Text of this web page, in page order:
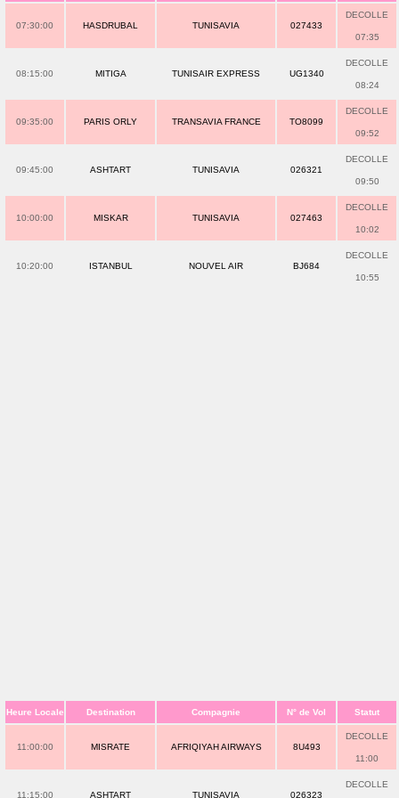
07:30:00 HASDRUBAL TUNISAVIA 027433
DECOLLE
07:35
08:15:00 MITIGA TUNISAIR EXPRESS UG1340
DECOLLE
08:24
09:35:00 PARIS ORLY TRANSAVIA FRANCE TO8099
DECOLLE
09:52
09:45:00 ASHTART TUNISAVIA 026321
DECOLLE
09:50
10:00:00 MISKAR TUNISAVIA 027463
DECOLLE
10:02
10:20:00 ISTANBUL NOUVEL AIR BJ684
DECOLLE
10:55
Heure Locale Destination Compagnie N° de Vol Statut
11:00:00 MISRATE AFRIQIYAH AIRWAYS 8U493
DECOLLE
11:00
11:15:00 ASHTART TUNISAVIA 026323
DECOLLE